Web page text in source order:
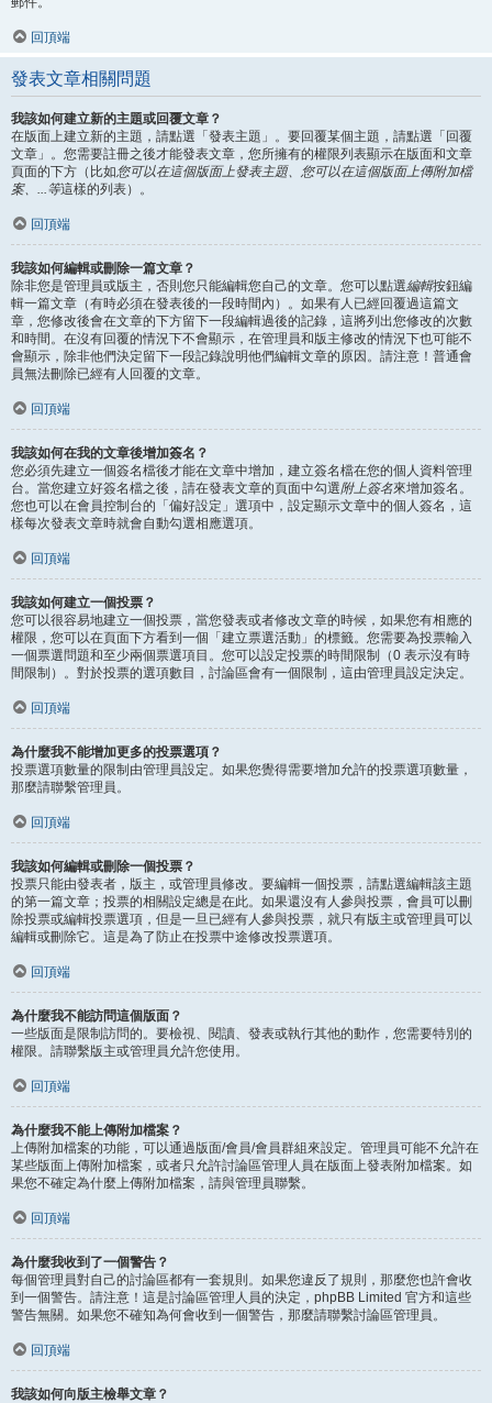
回頂端
發表文章相關問題
我該如何建立新的主題或回覆文章？
在版面上建立新的主題，請點選「發表主題」。要回覆某個主題，請點選「回覆
文章」。您需要註冊之後才能發表文章，您所擁有的權限列表顯示在版面和文章
頁面的下方（比如您可以在這個版面上發表主題、您可以在這個版面上傳附加檔
案、...等這樣的列表）。
回頂端
我該如何編輯或刪除一篇文章？
除非您是管理員或版主，否則您只能編輯您自己的文章。您可以點選編輯按鈕編
輯一篇文章（有時必須在發表後的一段時間內）。如果有人已經回覆過這篇文
章，您修改後會在文章的下方留下一段編輯過後的記錄，這將列出您修改的次數
和時間。在沒有回覆的情況下不會顯示，在管理員和版主修改的情況下也可能不
會顯示，除非他們決定留下一段記錄說明他們編輯文章的原因。請注意！普通會
員無法刪除已經有人回覆的文章。
回頂端
我該如何在我的文章後增加簽名？
您必須先建立一個簽名檔後才能在文章中增加，建立簽名檔在您的個人資料管理
台。當您建立好簽名檔之後，請在發表文章的頁面中勾選附上簽名來增加簽名。
您也可以在會員控制台的「偏好設定」選項中，設定顯示文章中的個人簽名，這
樣每次發表文章時就會自動勾選相應選項。
回頂端
我該如何建立一個投票？
您可以很容易地建立一個投票，當您發表或者修改文章的時候，如果您有相應的
權限，您可以在頁面下方看到一個「建立票選活動」的標籤。您需要為投票輸入
一個票選問題和至少兩個票選項目。您可以設定投票的時間限制（0 表示沒有時
間限制）。對於投票的選項數目，討論區會有一個限制，這由管理員設定決定。
回頂端
為什麼我不能增加更多的投票選項？
投票選項數量的限制由管理員設定。如果您覺得需要增加允許的投票選項數量，
那麼請聯繫管理員。
回頂端
我該如何編輯或刪除一個投票？
投票只能由發表者，版主，或管理員修改。要編輯一個投票，請點選編輯該主題
的第一篇文章；投票的相關設定總是在此。如果還沒有人參與投票，會員可以刪
除投票或編輯投票選項，但是一旦已經有人參與投票，就只有版主或管理員可以
編輯或刪除它。這是為了防止在投票中途修改投票選項。
回頂端
為什麼我不能訪問這個版面？
一些版面是限制訪問的。要檢視、閱讀、發表或執行其他的動作，您需要特別的
權限。請聯繫版主或管理員允許您使用。
回頂端
為什麼我不能上傳附加檔案？
上傳附加檔案的功能，可以通過版面/會員/會員群組來設定。管理員可能不允許在
某些版面上傳附加檔案，或者只允許討論區管理人員在版面上發表附加檔案。如
果您不確定為什麼上傳附加檔案，請與管理員聯繫。
回頂端
為什麼我收到了一個警告？
每個管理員對自己的討論區都有一套規則。如果您違反了規則，那麼您也許會收
到一個警告。請注意！這是討論區管理人員的決定，phpBB Limited 官方和這些
警告無關。如果您不確知為何會收到一個警告，那麼請聯繫討論區管理員。
回頂端
我該如何向版主檢舉文章？